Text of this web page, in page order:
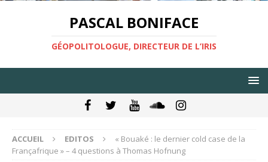
PASCAL BONIFACE
GÉOPOLITOLOGUE, DIRECTEUR DE L’IRIS
ACCUEIL EDITOS
« Bouaké : le dernier cold case de la
Françafrique » – 4 questions à Thomas Hofnung